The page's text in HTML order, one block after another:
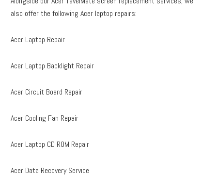
also offer the following Acer laptop repairs:
Acer Laptop Repair
Acer Laptop Backlight Repair
Acer Circuit Board Repair
Acer Cooling Fan Repair
Acer Laptop CD ROM Repair
Acer Data Recovery Service